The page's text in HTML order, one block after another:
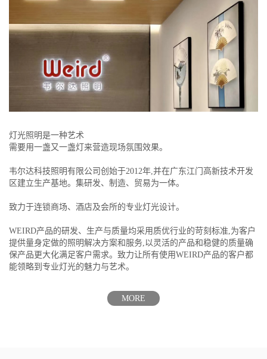
灯光照明是一种艺术
需要用一盏又一盏灯来营造现场氛围效果。
韦尔达科技照明有限公司创始于2012年,并在广东江门高新技术开发
区建立生产基地。集研发、制造、贸易为一体。
致力于连锁商场、酒店及会所的专业灯光设计。
WEIRD产品的研发、生产与质量均采用质优行业的苛刻标准,为客户
提供量身定做的照明解决方案和服务,以灵活的产品和稳健的质量确
保产品更大化满足客户需求。致力让所有使用WEIRD产品的客户都
能领略到专业灯光的魅力与艺术。
MORE